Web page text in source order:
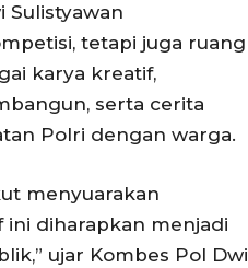
Sulistyawan
tetapi juga ruang
karya kreatif,
serta cerita
Polri dengan warga.
menyuarakan
ini diharapkan menjadi
ujar Kombes Pol Dwi